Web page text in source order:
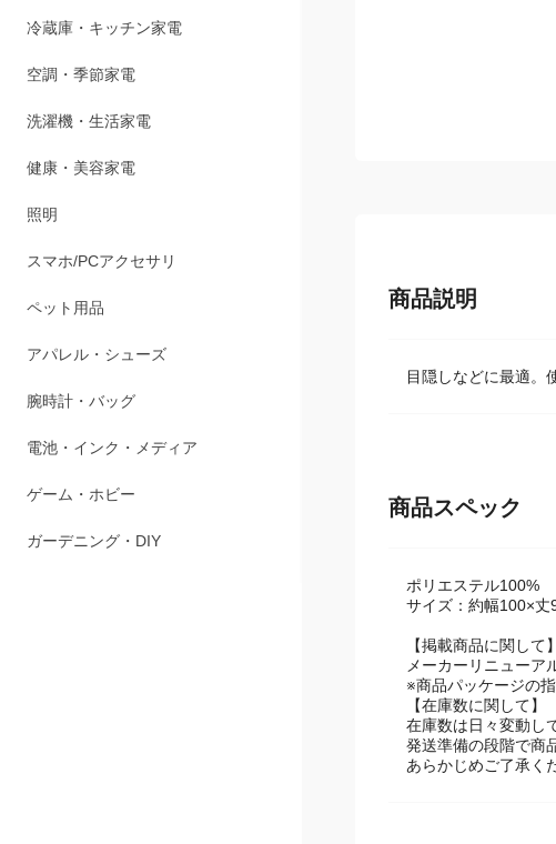
冷蔵庫・キッチン家電
空調・季節家電
洗濯機・生活家電
健康・美容家電
照明
スマホ/PCアクセサリ
ポリエステル100%
【掲載商品に関して
メーカーリニューア
※商品パッケージの
【在庫数に関して】
在庫数は日々変動し
発送準備の段階で商